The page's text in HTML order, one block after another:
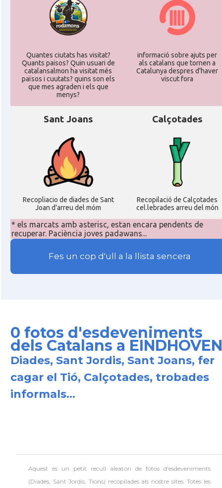
Quantes ciutats has visitat?
Quants paisos? Quin usuari de
catalansalmon ha visitat més
països i cuutats? quins son els
que mes agraden i els que
menys?
informació sobre ajuts per
als catalans que tornen a
Catalunya despres d'haver
viscut fora
Sant Joans
Recopliacio de diades de Sant
Joan d'arreu del móm
Calçotades
Recopilació de Calçotades
cel.lebrades arreu del món
* els marcats amb asterisc, estan encara pendents de
recuperar. Paciència joves padawans...
Fes un cop d'ull a la llista sencera
0 fotos d'esdeveniments
dels Catalans a EINDHOVEN
Diades, Sant Jordis, Sant Joans, fer
cagar el Tió, Calçotades, trobades
informals...
Aquest és un petit recull aleatori de fotos d'esdeveniments
(Diades, Sant Jordis, Tions) recopilades als nostre sites. Totes les